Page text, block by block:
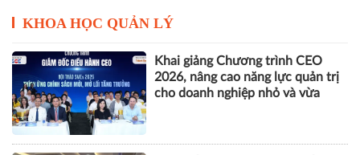
KHOA HỌC QUẢN LÝ
Khai giảng Chương trình CEO
2026, nâng cao năng lực quản trị
cho doanh nghiệp nhỏ và vừa